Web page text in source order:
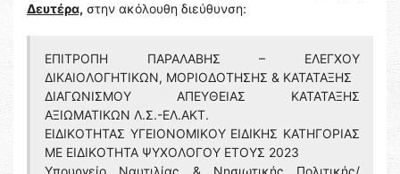
Δευτέρα, στην ακόλουθη διεύθυνση:
ΕΠΙΤΡΟΠΗ ΠΑΡΑΛΑΒΗΣ – ΕΛΕΓΧΟΥ
ΔΙΚΑΙΟΛΟΓΗΤΙΚΩΝ, ΜΟΡΙΟΔΟΤΗΣΗΣ & ΚΑΤΑΤΑΞΗΣ
ΔΙΑΓΩΝΙΣΜΟΥ ΑΠΕΥΘΕΙΑΣ ΚΑΤΑΤΑΞΗΣ
ΑΞΙΩΜΑΤΙΚΩΝ Λ.Σ.-ΕΛ.ΑΚΤ.
ΕΙΔΙΚΟΤΗΤΑΣ ΥΓΕΙΟΝΟΜΙΚΟΥ ΕΙΔΙΚΗΣ ΚΑΤΗΓΟΡΙΑΣ
ΜΕ ΕΙΔΙΚΟΤΗΤΑ ΨΥΧΟΛΟΓΟΥ ΕΤΟΥΣ 2023
Υπουργείο Ναυτιλίας & Νησιωτικής Πολιτικής/